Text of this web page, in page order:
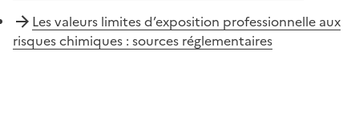
Les valeurs limites d’exposition professionnelle aux
risques chimiques : sources réglementaires